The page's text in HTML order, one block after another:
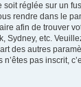
soit réglée sur un
rendre dans le
afin de trouver
Sydney, etc.
des autres
pas inscrit,